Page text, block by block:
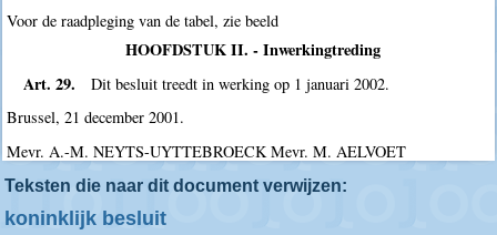
Voor de raadpleging van de tabel, zie beeld
HOOFDSTUK II. - Inwerkingtreding
Art. 29.
Dit besluit treedt in werking op 1 januari 2002.
Brussel, 21 december 2001.
Mevr. A.-M. NEYTS-UYTTEBROECK Mevr. M. AELVOET
Teksten die naar dit document verwijzen:
koninklijk besluit